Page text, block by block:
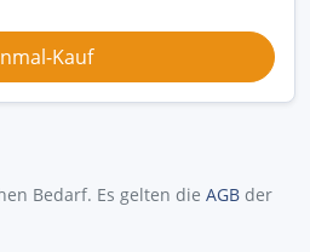
Bedarf. Es gelten die AGB der